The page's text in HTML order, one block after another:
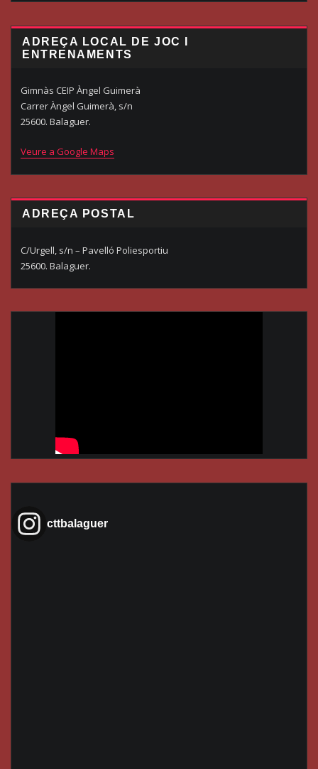
ADREÇA LOCAL DE JOC I
ENTRENAMENTS
Gimnàs CEIP Àngel Guimerà
Carrer Àngel Guimerà, s/n
25600. Balaguer.
Veure a Google Maps
ADREÇA POSTAL
C/Urgell, s/n – Pavelló Poliesportiu
25600. Balaguer.
cttbalaguer